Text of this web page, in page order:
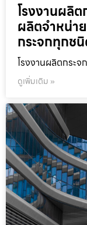
โรงงานผลิต
ผลิตจำหน่า
กระจกทุกช
โรงงานผลิตกระจ
ดูเพิ่มเติม »